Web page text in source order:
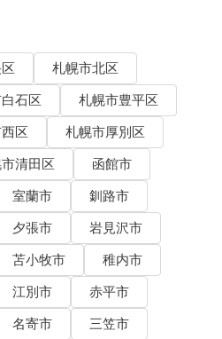
札幌市北区
石区
札幌市豊平区
区
札幌市厚別区
清田区
函館市
室蘭市
釧路市
夕張市
岩見沢市
苫小牧市
稚内市
江別市
赤平市
名寄市 三笠市